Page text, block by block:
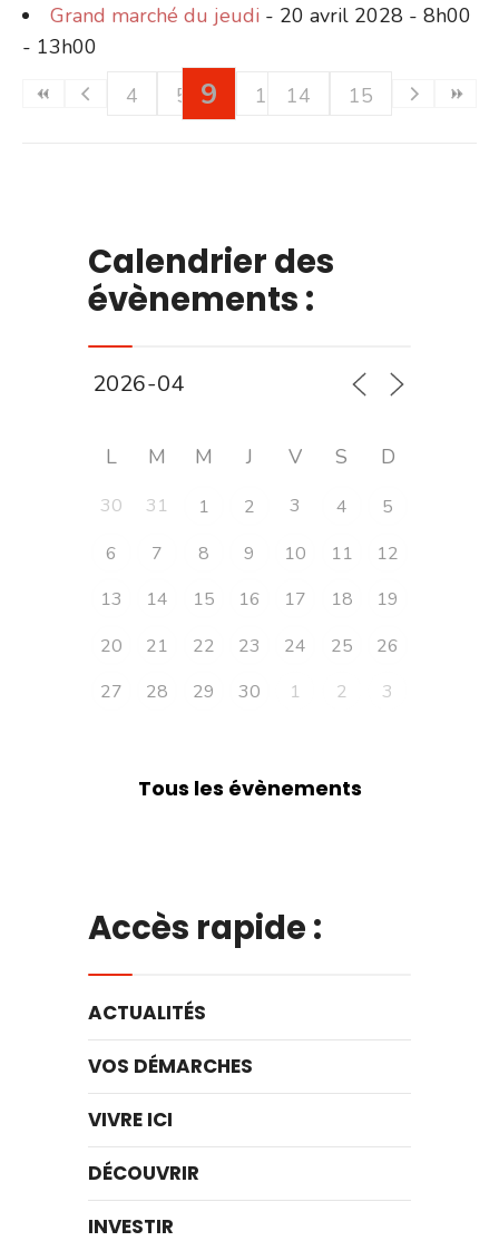
Grand marché du jeudi - 20 avril 2028 - 8h00
- 13h00
4
5 7 8
9 10 11 12
14 15
Calendrier des
évènements :
L M M J V S D
30 31 1 2 3 4
5
6
7 8 9 10 11
12
13
14 15 16 17 18
19
20
21 22 23 24 25
26
27
28 29 30 1 2 3
Tous les évènements
Accès rapide :
ACTUALITÉS
VOS DÉMARCHES
VIVRE ICI
DÉCOUVRIR
INVESTIR